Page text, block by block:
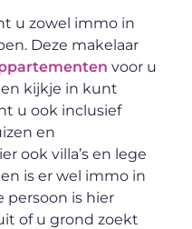
u zowel immo in
Deze makelaar
voor u
kijkje in kunt
u ook inclusief
en
ook villa’s en lege
is er wel immo in
persoon is hier
of u grond zoekt